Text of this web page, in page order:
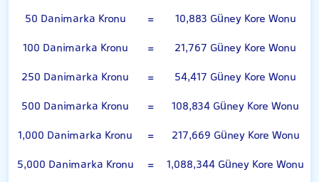
50 Danimarka Kronu
=
10,883 Güney Kore Wonu
100 Danimarka Kronu
=
21,767 Güney Kore Wonu
250 Danimarka Kronu
=
54,417 Güney Kore Wonu
500 Danimarka Kronu
=
108,834 Güney Kore Wonu
1,000 Danimarka Kronu
=
217,669 Güney Kore Wonu
5,000 Danimarka Kronu
=
1,088,344 Güney Kore Wonu